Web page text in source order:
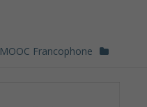
MOOC Francophone